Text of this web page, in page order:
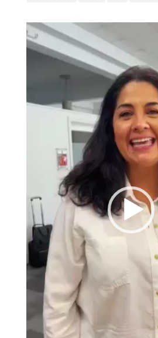
Reproductor
de
vídeo